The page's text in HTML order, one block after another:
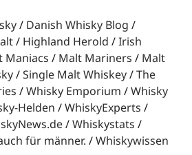
Danish Whisky Blog
Highland Herold
Irish
Maniacs Malt Mariners
Malt
Single Malt Whiskey
The
Whisky Emporium
Whisky
Helden
WhiskyExperts
Whiskystats
für männer.
Whiskywissen